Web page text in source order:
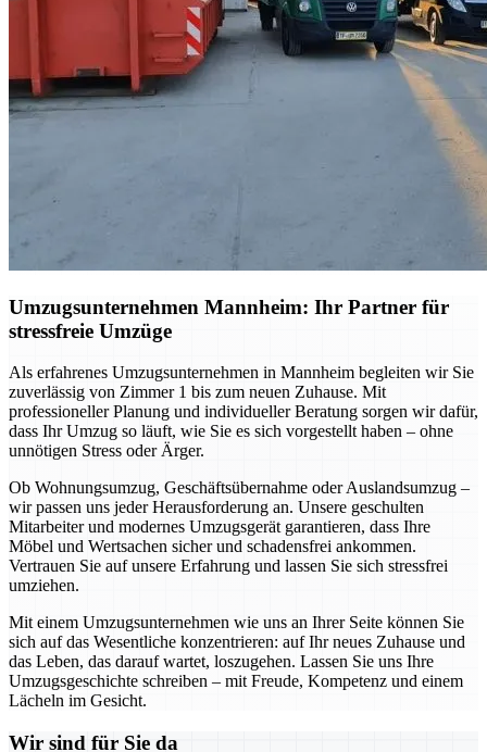
Umzugsunternehmen Mannheim: Ihr Partner für
stressfreie Umzüge
Als erfahrenes Umzugsunternehmen in Mannheim begleiten wir Sie
zuverlässig von Zimmer 1 bis zum neuen Zuhause. Mit
professioneller Planung und individueller Beratung sorgen wir dafür,
dass Ihr Umzug so läuft, wie Sie es sich vorgestellt haben – ohne
unnötigen Stress oder Ärger.
Ob Wohnungsumzug, Geschäftsübernahme oder Auslandsumzug –
wir passen uns jeder Herausforderung an. Unsere geschulten
Mitarbeiter und modernes Umzugsgerät garantieren, dass Ihre
Möbel und Wertsachen sicher und schadensfrei ankommen.
Vertrauen Sie auf unsere Erfahrung und lassen Sie sich stressfrei
umziehen.
Mit einem Umzugsunternehmen wie uns an Ihrer Seite können Sie
sich auf das Wesentliche konzentrieren: auf Ihr neues Zuhause und
das Leben, das darauf wartet, loszugehen. Lassen Sie uns Ihre
Umzugsgeschichte schreiben – mit Freude, Kompetenz und einem
Lächeln im Gesicht.
Wir sind für Sie da